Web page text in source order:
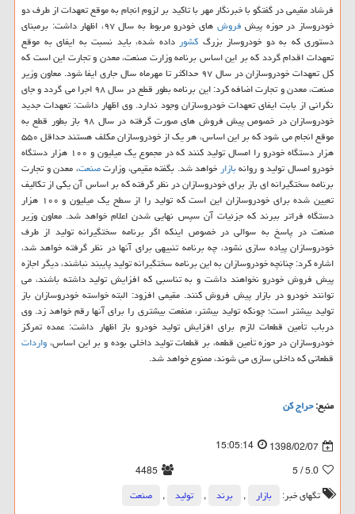
فرشاد مقیمی در گفتگو با خبرنگار مهر با تاكید بر لزوم انجام به موقع تعهدات از طرف دو
خودروساز در حوزه پیش فروش
های خودرو مربوط به سال ۹۷، اظهار داشت: برمبنای
دستوری كه به دو خودروساز بزرگ كشور داده شده، باید نسبت به ایفای به موقع
تعهدات اقدام گردد كه بر این اساس برنامه وزارت صنعت، معدن و تجارت این است كه
كل تعهدات خودروسازان در سال ۹۷ حداكثر تا مهرماه سال جاری ایفا شود. معاون وزیر
صنعت، معدن و تجارت اضافه كرد: این برنامه بطور قطع در سال ۹۸ اجرا می گردد و جای
نگرانی از بابت ایفای تعهدات خودروسازان وجود ندارد. وی اظهار داشت: تعهدات جدید
خودروسازان در خصوص پیش فروش های صورت گرفته در سال ۹۸ باز بطور قطع به
موقع انجام می شود كه بر این اساس، هر یك از خودروسازان مكلف هستند حداقل ۵۵۰
هزار دستگاه خودرو را امسال تولید كنند كه در مجموع یك میلیون و ۱۰۰ هزار دستگاه
خودرو امسال تولید و روانهبازارخواهد شد. بگفته مقیمی، وزارتصنعت، معدن و تجارت
برنامه سختگیرانه ای باز برای خودروسازان در نظر گرفته كه بر اساس آن یكی از تكالیف
تعیین شده برای خودروسازان این است كه تولید را از سطح یك میلیون و ۱۰۰ هزار
دستگاه فراتر ببرند كه جزئیات آن سپس نهایی شدن اعلام خواهد شد. معاون وزیر
صنعت در پاسخ به سوالی در خصوص اینكه اگر برنامه سختگیرانه تولید از طرف
خودروسازان پیاده سازی نشود، چه برنامه تنبیهی برای آنها در نظر گرفته خواهد شد،
اشاره كرد: چنانچه خودروسازان به این برنامه سختگیرانه تولید پایبند نباشند، دیگر اجازه
پیش فروش خودرو نخواهند داشت و به تناسبی كه افزایش تولید داشته باشند، می
توانند خودرو در بازار پیش فروش كنند. مقیمی افزود: البته خواسته خودروسازان باز
تولید بیشتر است؛ چونكه تولید بیشتر، منفعت بیشتری را برای آنها رقم خواهد زد. وی
درباب تأمین قطعات لازم برای افزایش تولید خودرو باز اظهار داشت: عمده تمركز
خودروسازان در حوزه تأمین قطعه، بر قطعات تولید داخلی بوده و بر این اساس،واردات
قطعاتی كه داخلی سازی می شوند، ممنوع خواهد شد.
منبع:حراج كن
1398/02/07
15:05:14
5.0
/ 5
4485
تگهای خبر:
بازار , برند , تولید ,
صنعت